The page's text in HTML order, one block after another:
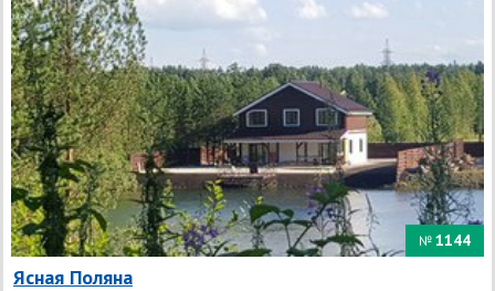
№ 1144
Ясная Поляна